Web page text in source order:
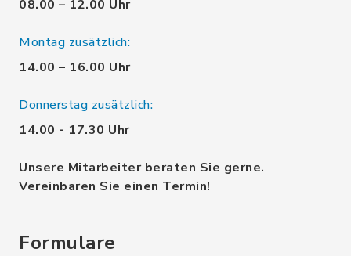
08.00 – 12.00 Uhr
Montag zusätzlich:
14.00 – 16.00 Uhr
Donnerstag zusätzlich:
14.00 - 17.30 Uhr
Unsere Mitarbeiter beraten Sie gerne.
Vereinbaren Sie einen Termin!
Formulare